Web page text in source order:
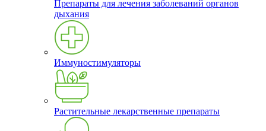
Препараты для лечения заболеваний органов
дыхания
Иммуностимуляторы
Растительные лекарственные препараты